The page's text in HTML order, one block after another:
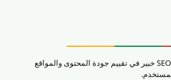
محمد الورياغلي | مستشار SEO خبير في تقييم جودة المحتوى والمواقع